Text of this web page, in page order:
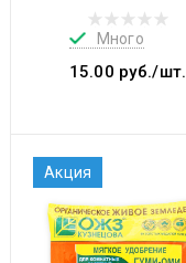
Много
15.00 руб./шт.
Акция